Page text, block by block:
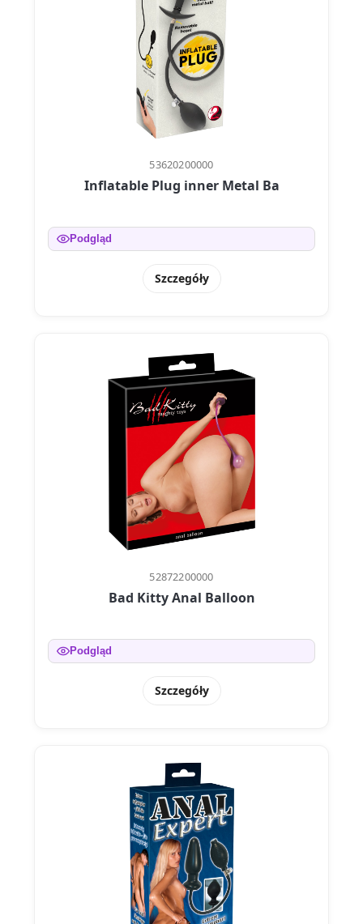
53620200000
Inflatable Plug inner Metal Ba
Podgląd
Szczegóły
52872200000
Bad Kitty Anal Balloon
Podgląd
Szczegóły